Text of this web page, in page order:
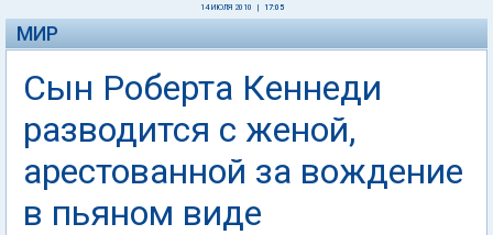
14 ИЮЛЯ 2010 17:05
МИР
Сын Роберта Кеннеди
разводится с женой,
арестованной за вождение
в пьяном виде